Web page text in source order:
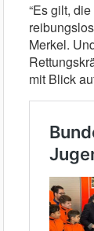
“Es gilt,
Merkel.
mit Blick